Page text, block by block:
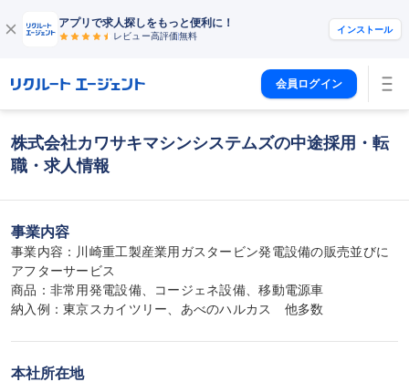
アプリで求人探しをもっと便利に！
レビュー高評価無料
インストール
会員ログイン
株式会社カワサキマシンシステムズの中途採用・転
職・求人情報
事業内容
事業内容：川崎重工製産業用ガスタービン発電設備の販売並びに
アフターサービス
商品：非常用発電設備、コージェネ設備、移動電源車
納入例：東京スカイツリー、あべのハルカス　他多数
本社所在地